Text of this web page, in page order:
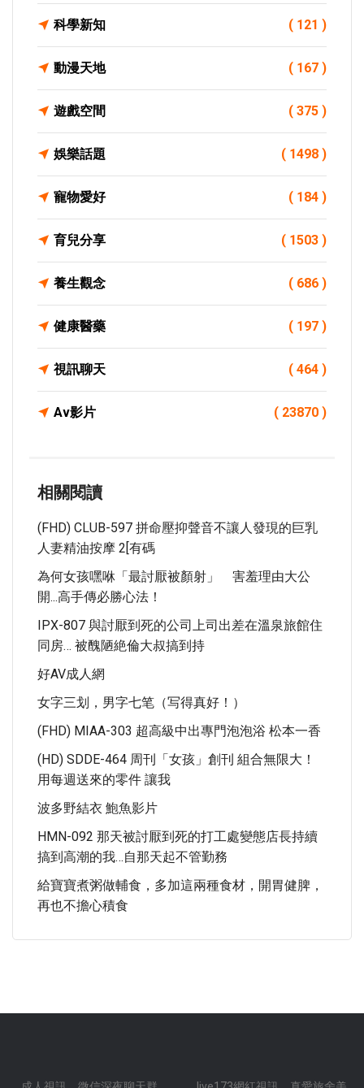
科學新知 ( 121 )
動漫天地 ( 167 )
遊戲空間 ( 375 )
娛樂話題 ( 1498 )
寵物愛好 ( 184 )
育兒分享 ( 1503 )
養生觀念 ( 686 )
健康醫藥 ( 197 )
視訊聊天 ( 464 )
Av影片 ( 23870 )
相關閱讀
(FHD) CLUB-597 拼命壓抑聲音不讓人發現的巨乳
人妻精油按摩 2[有碼
為何女孩嘿咻「最討厭被顏射」 害羞理由大公
開...高手傳必勝心法！
IPX-807 與討厭到死的公司上司出差在溫泉旅館住
同房… 被醜陋絶倫大叔搞到持
好AV成人網
女字三划，男字七笔（写得真好！）
(FHD) MIAA-303 超高級中出專門泡泡浴 松本一香
(HD) SDDE-464 周刊「女孩」創刊 組合無限大！
用每週送來的零件 讓我
波多野結衣 鮑魚影片
HMN-092 那天被討厭到死的打工處變態店長持續
搞到高潮的我…自那天起不管勤務
給寶寶煮粥做輔食，多加這兩種食材，開胃健脾，
再也不擔心積食